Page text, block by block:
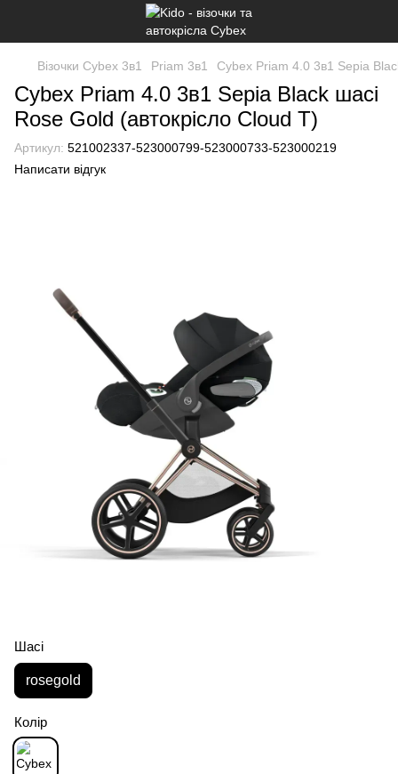
Візочки Cybex 3в1 Priam 3в1 Cybex Priam 4.0 3в1 Sepia
Cybex Priam 4.0 3в1 Sepia Black шасі
Rose Gold (автокрісло Cloud T)
Артикул: 521002337-523000799-523000733-523000219
Написати відгук
Шасі
rosegold
Колір